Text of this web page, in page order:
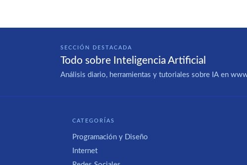
SECCIÓN DESTACADA
Todo sobre Inteligencia Artificial
Análisis diario, herramientas y tutoriales sobre IA en
CATEGORÍAS
Programación y Diseño
Internet